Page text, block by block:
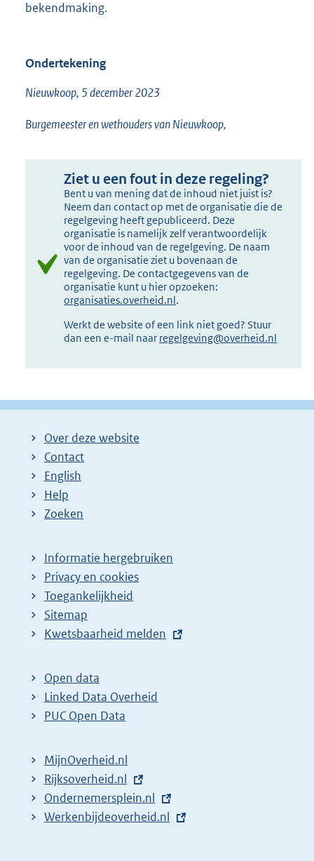
bekendmaking.
Ondertekening
Nieuwkoop, 5 december 2023
Burgemeester en wethouders van Nieuwkoop,
Ziet u een fout in deze regeling?
Bent u van mening dat de inhoud niet juist is?
Neem dan contact op met de organisatie die de
regelgeving heeft gepubliceerd. Deze
organisatie is namelijk zelf verantwoordelijk
voor de inhoud van de regelgeving. De naam
van de organisatie ziet u bovenaan de
regelgeving. De contactgegevens van de
organisatie kunt u hier opzoeken:
organisaties.overheid.nl.
Werkt de website of een link niet goed? Stuur
dan een e-mail naar regelgeving@overheid.nl
Over deze website
Contact
English
Help
Zoeken
Informatie hergebruiken
Privacy en cookies
Toegankelijkheid
Sitemap
E
t
e
r
l
i
n
k
Kwetsbaarheid melden
Open data
Linked Data Overheid
PUC Open Data
MijnOverheid.nl
E
x
t
Rijksoverheid.nl
E
x
Ondernemersplein.nl
E
Werkenbijdeoverheid.nl